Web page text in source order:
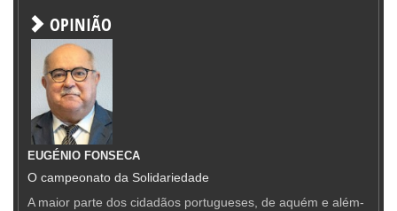
OPINIÃO
EUGÉNIO FONSECA
O campeonato da Solidariedade
A maior parte dos cidadãos portugueses, de aquém e além-